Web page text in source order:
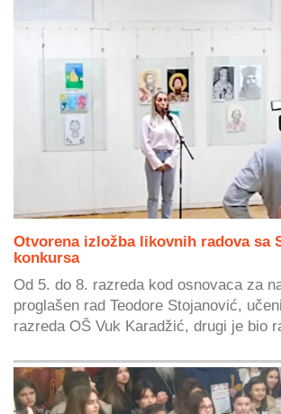
Otvorena izložba likovnih radova sa
konkursa
Od 5. do 8. razreda kod osnovaca za
proglašen rad Teodore Stojanović,
razreda OŠ Vuk Karadžić, drugi je bio